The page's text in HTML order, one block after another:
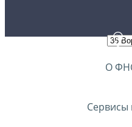
О
Сервисы